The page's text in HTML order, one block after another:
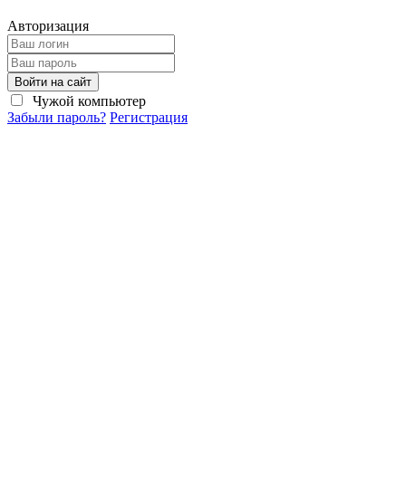
Авторизация
Войти на сайт
Чужой компьютер
Забыли пароль? Регистрация